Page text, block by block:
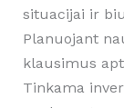
situacijai ir
Planuojant
klausimus
Tinkama